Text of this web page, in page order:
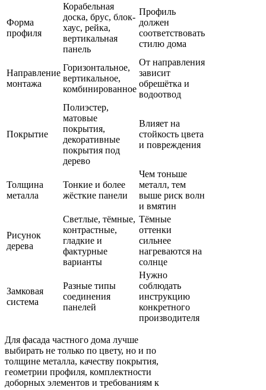
Форма
профиля
Корабельная
доска, брус, блок-
хаус, рейка,
вертикальная
панель
Профиль
должен
соответствовать
стилю дома
Направление
монтажа
Горизонтальное,
вертикальное,
комбинированное
От направления
зависит
обрешётка и
водоотвод
Покрытие
Полиэстер,
матовые
покрытия,
декоративные
покрытия под
дерево
Влияет на
стойкость цвета
и повреждения
Толщина
металла
Тонкие и более
жёсткие панели
Чем тоньше
металл, тем
выше риск волн
и вмятин
Рисунок
дерева
Светлые, тёмные,
контрастные,
гладкие и
фактурные
варианты
Тёмные
оттенки
сильнее
нагреваются на
солнце
Замковая
система
Разные типы
соединения
панелей
Нужно
соблюдать
инструкцию
конкретного
производителя
Для фасада частного дома лучше
выбирать не только по цвету, но и по
толщине металла, качеству покрытия,
геометрии профиля, комплектности
доборных элементов и требованиям к